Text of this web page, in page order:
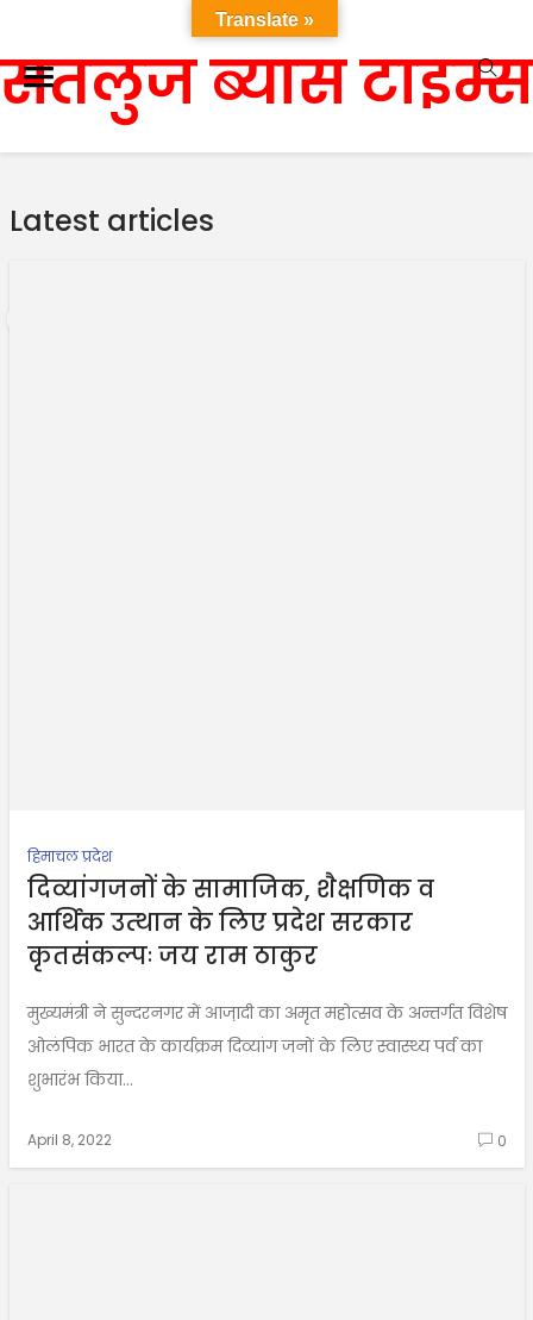
सतलुज ब्यास टाइम्स
Latest articles
हिमाचल प्रदेश
दिव्यांगजनों के सामाजिक, शैक्षणिक व
आर्थिक उत्थान के लिए प्रदेश सरकार
कृतसंकल्पः जय राम ठाकुर
मुख्यमंत्री ने सुन्दरनगर में आजा़दी का अमृत महोत्सव के अन्तर्गत विशेष
ओलंपिक भारत के कार्यक्रम दिव्यांग जनों के लिए स्वास्थ्य पर्व का
शुभारंभ किया...
April 8, 2022 0
Translate »